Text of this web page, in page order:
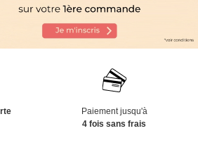
Paiement jusqu'à
4 fois sans frais